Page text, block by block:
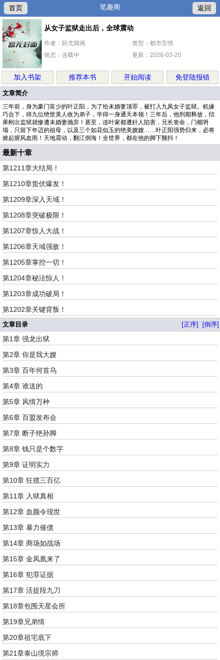
首页 笔趣阁 返回
从女子监狱走出后，全球震动
作者：卧尤闻画
类型：都市言情
状态：连载中
更新：2026-03-20
加入书架 推荐本书 开始阅读 免登陆报错
文章简介
三年前，身为豪门富少的叶正阳，为了给未婚妻顶罪，被打入九凤女子监狱。机缘
巧合下，得九位绝世美人收为弟子，学得一身通天本领！三年后，他刑期释放，结
果刚出监狱就惨遭未婚妻抛弃！甚至，连叶家都遭奸人陷害，兄长丧命，门楣坍
塌，只留下年迈的祖母，以及三个如花似玉的绝美嫂嫂……叶正阳强势归来，必将
掀起腥风血雨！天地震动，翻江倒海！全世界，都在他的脚下颤抖！
最新十章
第1211章大结局！
第1210章蛰伏爆发！
第1209章深入天域！
第1208章突破极限！
第1207章惊人大战！
第1206章天域强敌！
第1205章掌控一切！
第1204章秘法惊人！
第1203章成功破局！
第1202章关键背叛！
文章目录 [正序] [倒序]
第1章 强龙出狱
第2章 你是我大嫂
第3章 百年何首乌
第4章 谁送的
第5章 风情万种
第6章 百盟发布会
第7章 断子绝孙脚
第8章 钱只是个数字
第9章 证明实力
第10章 狂揽三百亿
第11章 入狱真相
第12章 血颜令现世
第13章 暴力催债
第14章 商场如战场
第15章 金凤凰来了
第16章 犯罪证据
第17章 活捉段九刀
第18章包围天星会所
第19章兄弟情
第20章祖宅底下
第21章泰山境宗师